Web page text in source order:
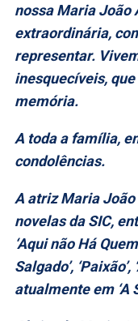
nossa Maria João
extraordinária,
representar.
inesquecíveis,
memória.
A toda a família,
condolências.
A atriz Maria
novelas da SIC,
‘Aqui não Há
Salgado’,
atualmente em ‘A